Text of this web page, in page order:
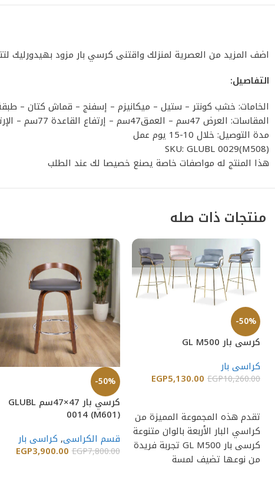
اضف المزيد من العصرية لمنزلك واقتنى كرسي بار مزود
التفاصيل:
الخامات: خشب كونتر – ستيل – ميكانيزم – إسفنج – قماش كتان –
المقاسات: العرض 47سم – العمق47سم – إرتفاع القاعدة 77سم – الإرتفاع الكلى 115سم
مدة التوصيل: خلال 10-15 يوم عمل
SKU: GLUBL 0029(M508)
هذا المنتج له مواصفات خاصة يصنع خصيصا لك عند الطلب
منتجات ذات صله
-50%
كرسى بار GL M500
كراسى بار
EGP10,260.00
EGP5,130.00
تقدم هذه المجموعة المميزة من
كراسي البار الأربعة بالوان متنوعة
كرسى بار GL M500 تجربة فريدة
من نوعها تضيف لمسة
-50%
كرسي بار 47×47سم GLUBL
0014 (M601)
قسم الكراسى, كراسى بار
EGP7,800.00
EGP3,900.00